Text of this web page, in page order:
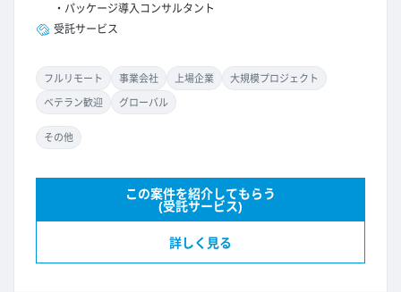
パッケージ導入コンサルタント
受託サービス
フルリモート 事業会社 上場企業 大規模プロジェクト
ベテラン歓迎 グローバル
その他
詳しく見る
この案件を紹介してもらう
(受託サービス)